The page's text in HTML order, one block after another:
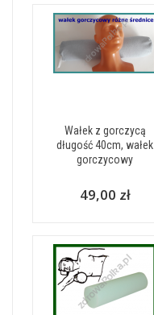
Wałek z gorczycą
długość 40cm, wałek
gorczycowy
49,00 zł